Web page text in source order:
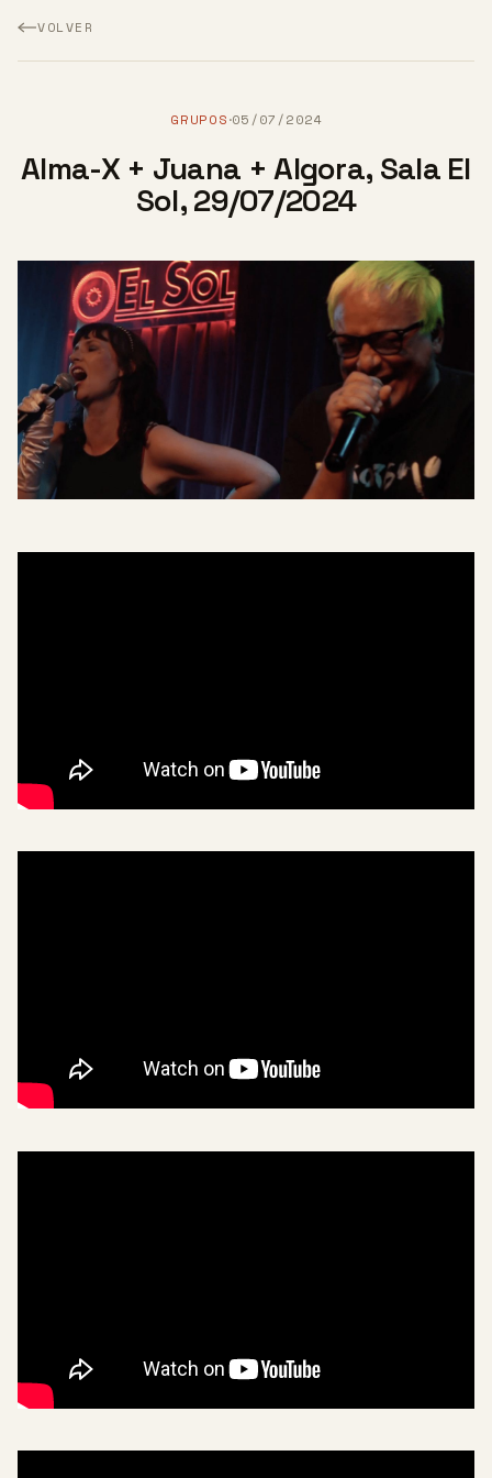
VOLVER
GRUPOS·05/07/2024
Alma-X + Juana + Algora, Sala El
Sol, 29/07/2024